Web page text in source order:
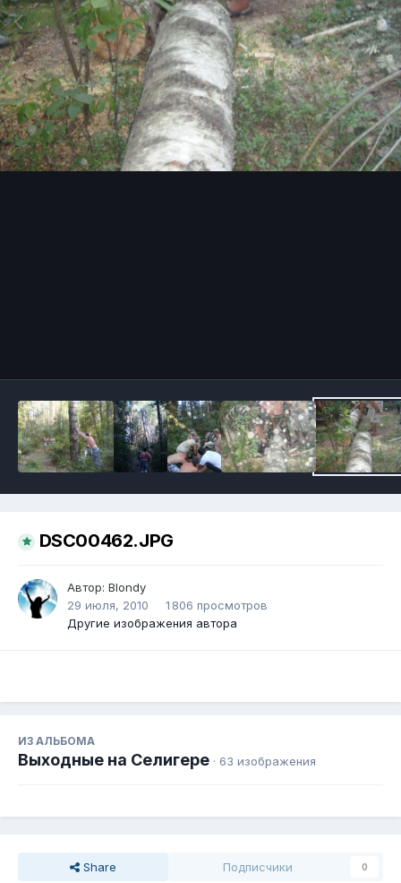
DSC00462.JPG
Автор: Blondy
29 июля, 2010
1 806 просмотров
Другие изображения автора
ИЗ АЛЬБОМА
Выходные на Селигере · 63 изображения
Share Подписчики 0